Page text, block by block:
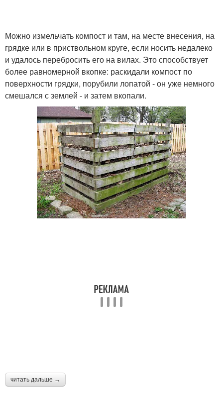
Можно измельчать компост и там, на месте внесения, на
грядке или в приствольном круге, если носить недалеко
и удалось перебросить его на вилах. Это способствует
более равномерной вкопке: раскидали компост по
поверхности грядки, порубили лопатой - он уже немного
смешался с землей - и затем вкопали.
читать дальше →